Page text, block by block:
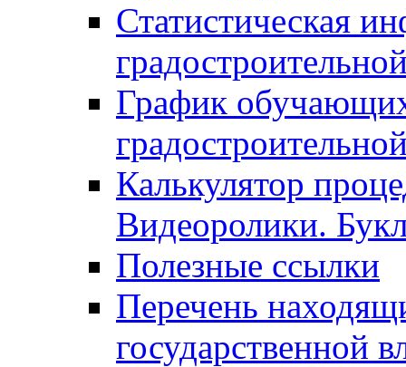
Статистическая
График
Калькулятор
Видеоролики.
Полезные ссылки
Перечень
государственной